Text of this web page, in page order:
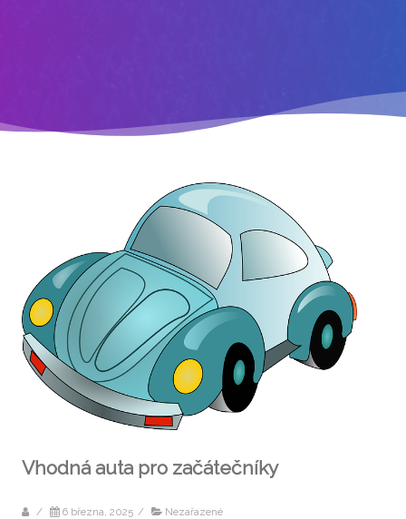
Vhodná auta pro začátečníky
/ 6 března, 2025 / Nezařazené